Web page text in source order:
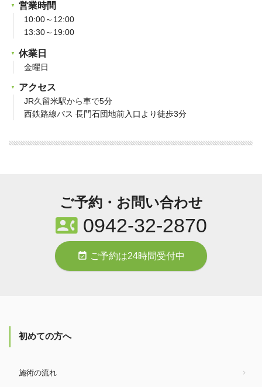
営業時間
10:00～12:00
13:30～19:00
休業日
金曜日
アクセス
JR久留米駅から車で5分
西鉄路線バス 長門石団地前入口より徒歩3分
ご予約・お問い合わせ
contact_phone0942-32-2870
event_available ご予約は24時間受付中
初めての方へ
施術の流れ